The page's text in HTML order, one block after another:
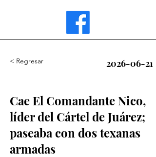
< Regresar 2026-06-21
Cae El Comandante Nico,
líder del Cártel de Juárez;
paseaba con dos texanas
armadas